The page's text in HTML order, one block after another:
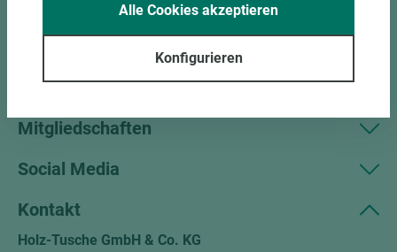
Unternehmen
Mitgliedschaften
Social Media
Kontakt
Holz-Tusche GmbH & Co. KG
Konfigurieren
Alle Cookies akzeptieren